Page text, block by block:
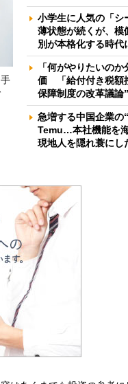
小学生に人気の「
薄状態が続くが、
別が本格化する時代
「何がやりたいの
価 「給付付き税額
保障制度の改革議論
急増する中国企業
Temu…本社機能を
現地人を隠れ蓑にし